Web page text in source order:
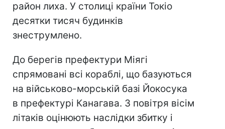
район лиха. У столиці країни Токіо
десятки тисяч будинків
знеструмлено.
До берегів префектури Міягі
спрямовані всі кораблі, що базуються
на військово-морській базі Йокосука
в префектурі Канагава. З повітря вісім
літаків оцінюють наслідки збитку і